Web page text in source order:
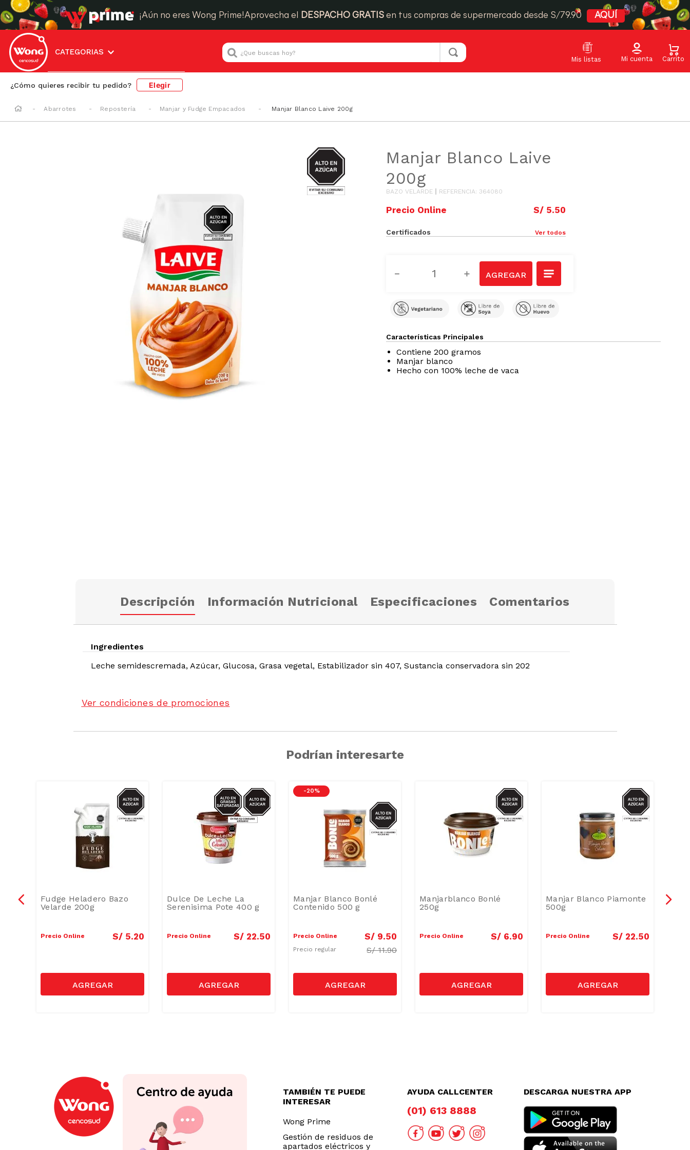
¡Aún no eres Wong Prime!Aprovecha el DESPACHO GRATIS en tus compras de supermercado desde S/79.90 AQUÍ
CATEGORIAS
¿Que buscas hoy?
¿Cómo quieres recibir tu pedido? Elegir
Abarrotes Repostería Manjar y Fudge Empacados Manjar Blanco Laive 200g
AZUCAR
Manjar Blanco Laive
200g
BAZO VELARDE REFERENCIA: 364080
S/ 5.50
Certificados Ver todos
＋
－
Características Principales
Contiene 200 gramos
Manjar blanco
Hecho con 100% leche de vaca
Descripción Información Nutricional Especificaciones Comentarios
Ingredientes
Leche semidescremada, Azúcar, Glucosa, Grasa vegetal, Estabilizador sin 407, Sustancia conservadora sin 202
Ver condiciones de promociones
Podrían interesarte
AZUCAR
Fudge Heladero Bazo
Velarde 200g
Precio Online S/ 5.20
AZUCAR/GRASAS-
SAT
Dulce De Leche La
Serenisima Pote 400 g
Precio Online S/ 22.50
-20 %
AZUCAR
Manjar Blanco Bonlé
Contenido 500 g
Precio Online S/ 9.50
Precio regular S/11.90
AZUCAR
Manjarblanco Bonlé
250g
Precio Online S/ 6.90
AZUCAR
Manjar Blanco Piamonte
500g
Precio Online S/ 22.50
TAMBIÉN TE PUEDE
INTERESAR
Wong Prime
Gestión de residuos de
apartados eléctricos y
AYUDA CALLCENTER
(01) 613 8888
DESCARGA NUESTRA APP